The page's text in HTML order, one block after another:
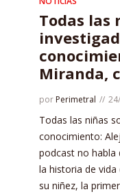
Todas las
Miranda,
por Perimetral
Todas las niñas
conocimiento:
podcast no habla
la historia de vida
su niñez, la